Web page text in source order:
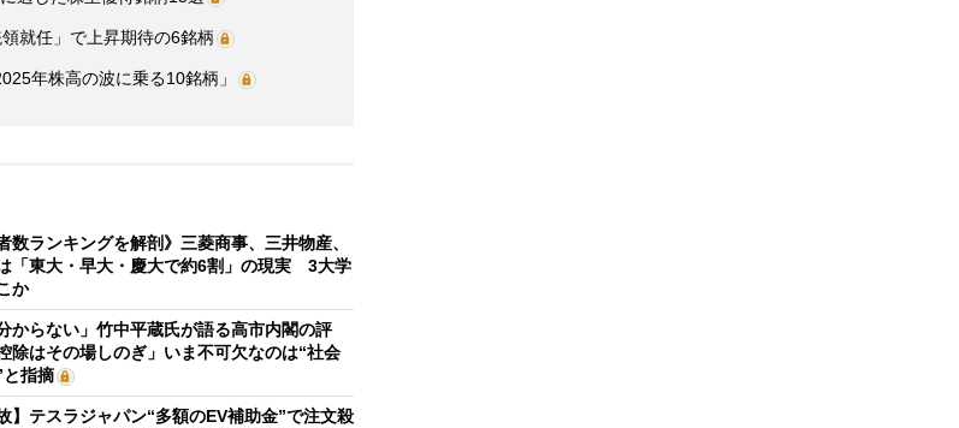
就任」で上昇期待の6銘柄
年株高の波に乗る10銘柄」
数ランキングを解剖》三菱商事、三井物産、
「東大・早大・慶大で約6割」の現実 3大学
か
からない」竹中平蔵氏が語る高市内閣の評
はその場しのぎ」いま不可欠なのは“社会
指摘
】テスラジャパン“多額のEV補助金”で注文殺